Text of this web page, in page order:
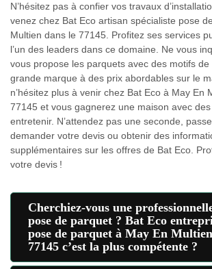
N’hésitez pas à confier vos travaux
venez chez Bat Eco artisan spécialiste pose
Multien dans le 77145. Profitez ses services
l’un des leaders dans ce domaine. Ne vous
vous propose les parquets avec des motifs
grande marque à des prix abordables sur le
n’hésitez plus à venir chez Bat Eco à May En
77145 et vous gagnerez une maison avec
entretenir. N’attendez pas une seconde,
demander votre devis ou obtenir des
supplémentaires sur les offres de Bat Eco.
votre devis !
Cherchiez-vous une
pose de parquet ? Bat Eco
pose de parquet à May En
77145 c’est la plus compétente ?